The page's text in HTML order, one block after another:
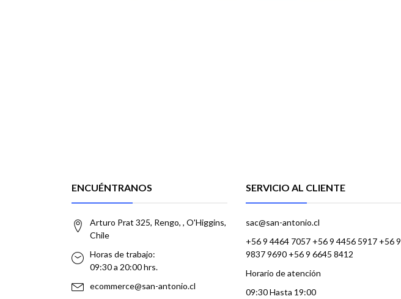
ENCUÉNTRANOS
Arturo Prat 325, Rengo, , O'Higgins,
Chile
Horas de trabajo:
09:30 a 20:00 hrs.
ecommerce@san-antonio.cl
SERVICIO AL CLIENTE
sac@san-antonio.cl
+56 9 4464 7057 +56 9 4456 5917 +56 9
9837 9690 +56 9 6645 8412
Horario de atención
09:30 Hasta 19:00